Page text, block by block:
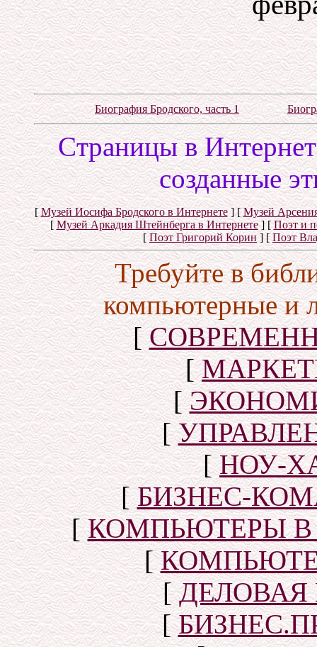
Биография Бродского, часть 1
Cтраницы в
созданные
[Музей Иосифа Бродского в Интернете] [Музей
[Музей Аркадия Штейнберга в Интернете] [ Поэт и
[Поэт Григорий Корин] [Поэт
Требуйте в
компьютерные и
[
[
[
[
[НОУ-
[БИЗНЕС-
[КОМПЬЮТЕРЫ В
[
[
[